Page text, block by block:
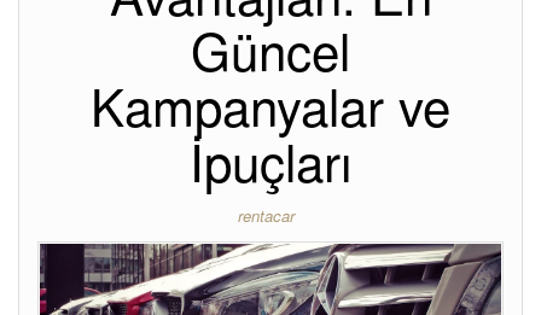
Güncel
Kampanyalar ve
İpuçları
rentacar